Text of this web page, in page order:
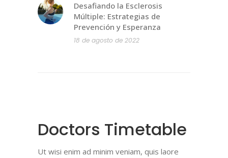
Desafiando la Esclerosis
Múltiple: Estrategias de
Prevención y Esperanza
18 de agosto de 2022
Doctors Timetable
Ut wisi enim ad minim veniam, quis laore